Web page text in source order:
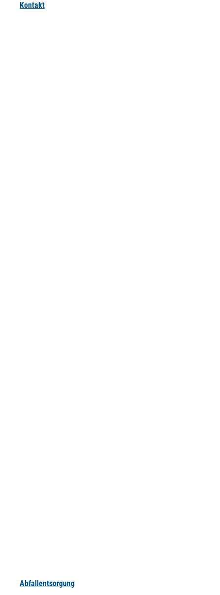
Kontakt
Abfallentsorgung